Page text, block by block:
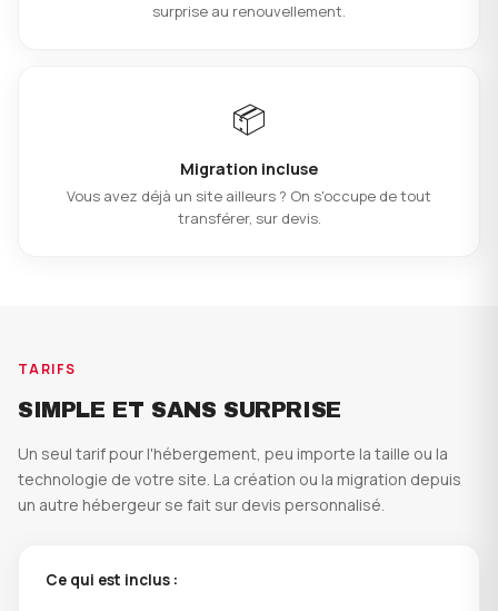
surprise au renouvellement.
📦
Migration incluse
Vous avez déjà un site ailleurs ? On s'occupe de tout
transférer, sur devis.
TARIFS
SIMPLE ET SANS SURPRISE
Un seul tarif pour l'hébergement, peu importe la taille ou la
technologie de votre site. La création ou la migration depuis
un autre hébergeur se fait sur devis personnalisé.
Ce qui est inclus :